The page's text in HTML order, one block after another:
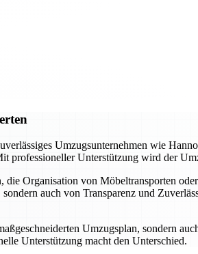
Umzugsunternehmen wie
professioneller Unterstützung wird der
Organisation von Möbeltransporten
auch von Transparenz und
Umzugsplan, sondern
Unterstützung macht den Unterschied.